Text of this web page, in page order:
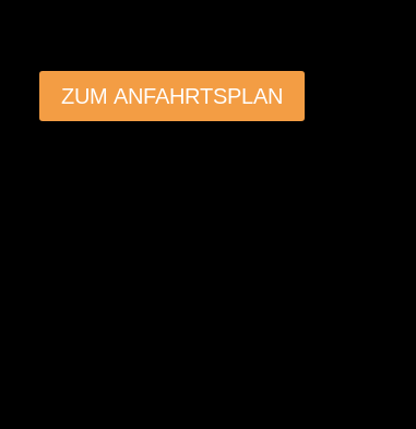
ZUM ANFAHRTSPLAN